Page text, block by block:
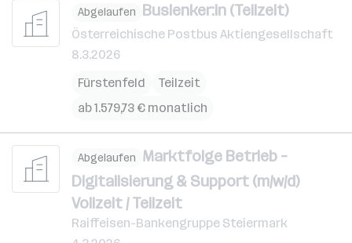
Abgelaufen Buslenker:in (Teilzeit)
Österreichische Postbus Aktiengesellschaft
8.3.2026
Fürstenfeld
Teilzeit
ab 1.579,73 € monatlich
Abgelaufen Marktfolge Betrieb –
Digitalisierung & Support (m/w/d)
Vollzeit / Teilzeit
Raiffeisen-Bankengruppe Steiermark